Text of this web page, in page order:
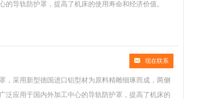
导轨防护罩，提高了机床的使用寿命和经济价值。
现在联系
，采用新型德国进口铝型材为原料精雕细琢而成，两侧
泛应用于国内外加工中心的导轨防护罩，提高了机床的